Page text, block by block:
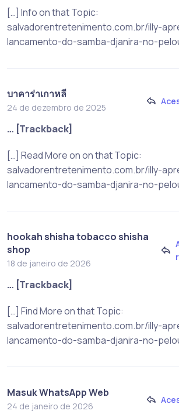
[…] Info on that Topic:
salvadorentretenimento.com.br/illy-
lancamento-do-samba-djanira-no-
บาคาร่าเกาหลี
24 de dezembro de 2025
… [Trackback]
[…] Read More on on that Topic:
salvadorentretenimento.com.br/illy-
lancamento-do-samba-djanira-no-
hookah shisha tobacco shisha
shop
18 de janeiro de 2026
… [Trackback]
[…] Find More on that Topic:
salvadorentretenimento.com.br/illy-
lancamento-do-samba-djanira-no-
Masuk WhatsApp Web
24 de janeiro de 2026